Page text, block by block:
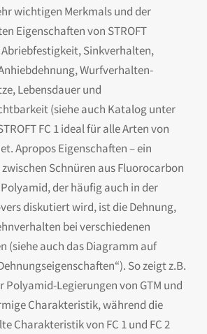
wichtigen Merkmals und der
Eigenschaften von STROFT
Sinkverhalten,
Wurfverhalten-
Lebensdauer und
(siehe auch Katalog unter
FC 1 ideal für alle Arten von
Apropos Eigenschaften – ein
Schnüren aus Fluorocarbon
der häufig auch in der
diskutiert wird, ist die Dehnung,
bei verschiedenen
(siehe auch das Diagramm auf
So zeigt z.B.
Polyamid-Legierungen von GTM und
Charakteristik, während die
Charakteristik von FC 1 und FC 2